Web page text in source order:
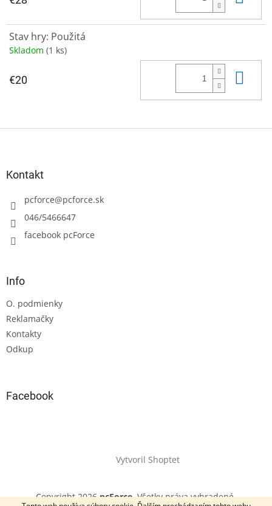
Stav hry: Použitá
Skladom (1 ks)
€20
Kontakt
pcforce@pcforce.sk
046/5466647
facebook pcForce
Info
O. podmienky
Reklamačky
Kontakty
Odkup
Facebook
Vytvoril Shoptet
Copyright 2026pcForce. Všetky práva vyhradené.